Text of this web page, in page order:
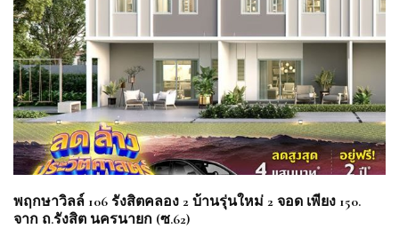
พฤกษาวิลล์ 106 รังสิตคลอง 2 บ้านรุ่นใหม่ 2 จอด เพียง 150.
จาก ถ.รังสิต นครนายก (ซ.62)